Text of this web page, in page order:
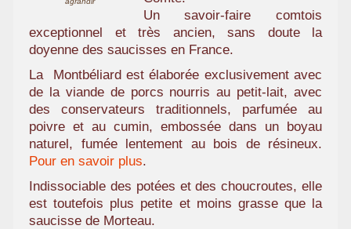
Un savoir-faire comtois
exceptionnel et très ancien, sans doute la
doyenne des saucisses en France.
La Montbéliard est élaborée exclusivement avec
de la viande de porcs nourris au petit-lait, avec
des conservateurs traditionnels, parfumée au
poivre et au cumin, embossée dans un boyau
naturel, fumée lentement au bois de résineux.
Pour en savoir plus.
Indissociable des potées et des choucroutes, elle
est toutefois plus petite et moins grasse que la
saucisse de Morteau.